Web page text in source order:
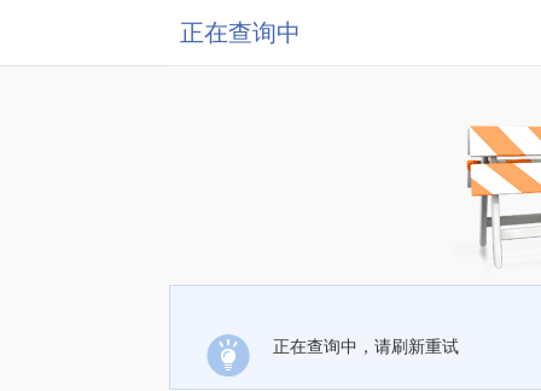
正在查询中
正在查询中，请刷新重试